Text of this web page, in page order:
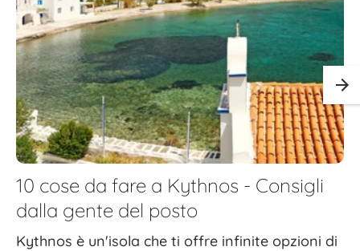
10 cose da fare a Kythnos - Consigli
dalla gente del posto
Kythnos è un'isola che ti offre infinite opzioni di